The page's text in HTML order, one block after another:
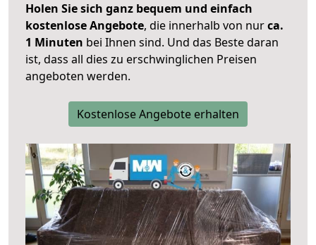
Holen Sie sich ganz bequem und einfach
kostenlose Angebote, die innerhalb von nurca.
1 Minuten bei Ihnen sind. Und das Beste daran
ist, dass all dies zu erschwinglichen Preisen
angeboten werden.
Kostenlose Angebote erhalten